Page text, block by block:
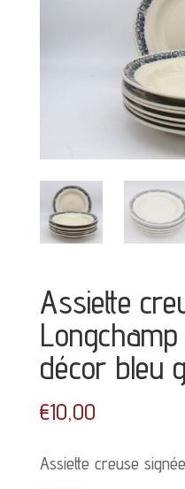
Assiette
décor bleu
€10,00
Assiette creuse